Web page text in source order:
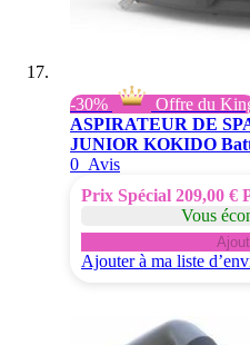
-30%
Offre du
ASPIRATEUR DE
JUNIOR KOKIDO
0 Avis
Prix Spécial 209,00 €
Vous
Ajouter à ma liste